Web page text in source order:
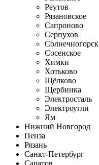
Реутов
Рязановское
Сапроново
Серпухов
Солнечногорск
Сосенское
Химки
Хотьково
Щёлково
Щербинка
Электросталь
Электроугли
Ям
Нижний Новгород
Пенза
Рязань
Санкт-Петербург
Саратов